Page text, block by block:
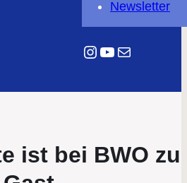
Newsletter
Instagram
YouTube
E-Mail
ist bei BWO zu